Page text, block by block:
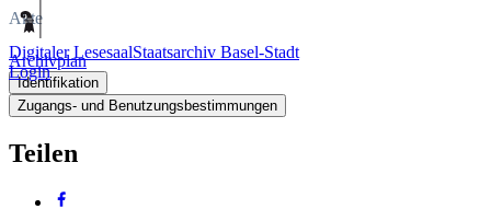
Digitaler LesesaalStaatsarchiv Basel-Stadt
Login
Akte
Archivplan
Identifikation
Zugangs- und Benutzungsbestimmungen
Teilen